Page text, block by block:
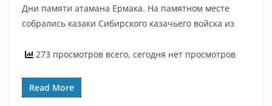
Дни памяти атамана Ермака. На памятном месте
собрались казаки Сибирского казачьего войска из
273 просмотров всего, сегодня нет просмотров
Read More